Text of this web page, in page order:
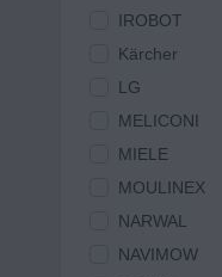
IROBOT
Kärcher
LG
MELICONI
MIELE
MOULINEX
NARWAL
NAVIMOW